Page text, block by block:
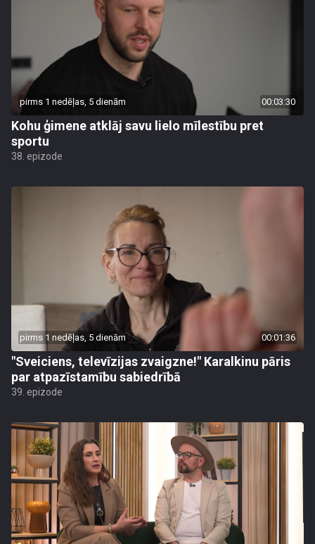
pirms 1 nedēļas, 5 dienām 00:03:30
Kohu ģimene atklāj savu lielo mīlestību pret
sportu
38. epizode
pirms 1 nedēļas, 5 dienām 00:01:36
"Sveiciens, televīzijas zvaigzne!" Karalkinu pāris
par atpazīstamību sabiedrībā
39. epizode